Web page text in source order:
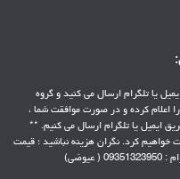
یا تلگرام ارسال می کنید و گروه
اعلام کرده و در صورت موافقت شما ،
ایمیل یا تلگرام ارسال می کنیم. **
خواهیم کرد. نگران هزینه نباشید ؛ قیمت